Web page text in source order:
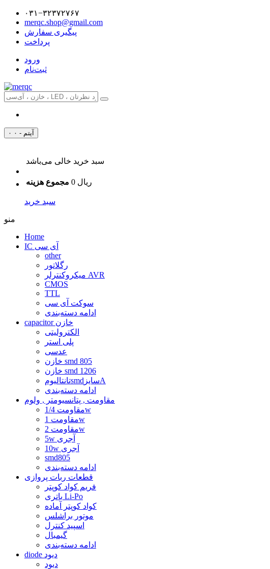
۰۳۱−۳۲۳۷۲۷۶۷
merqc.shop@gmail.com
پیگیری سفارش
پرداخت
ورود
ثبت‌نام
۰ آیتم - ۰
سبد خرید خالی می‌باشد
مجموع هزینه 0 ریال
سبد خرید
منو
Home
IC آی سی
other
رگلاتور
میکروکنترلر AVR
CMOS
TTL
سوکت آی سی
ادامه دسته‌بندی
capacitor خازن
الکترولیتی
پلی استر
عدسی
خازن smd 805
خازن smd 1206
تانتالیومsmdسایزA
ادامه دسته‌بندی
مقاومت , پتانسیومتر , ولوم
مقاومت 1/4w
مقاومت 1w
مقاومت 2w
5w آجری
10w آجری
smd805
ادامه دسته‌بندی
قطعات ربات پروازی
فریم کواد کوپتر
باتری Li-Po
کواد کوپتر آماده
موتور براشلس
اسپید کنترل
گیمبال
ادامه دسته‌بندی
diode دیود
دیود